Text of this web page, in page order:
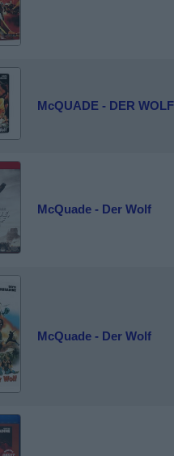
McQUADE - DER WOLF
McQuade - Der Wolf
McQuade - Der Wolf